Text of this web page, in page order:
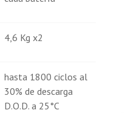
4,6 Kg x2
hasta 1800 ciclos al
30% de descarga
D.O.D. a 25°C